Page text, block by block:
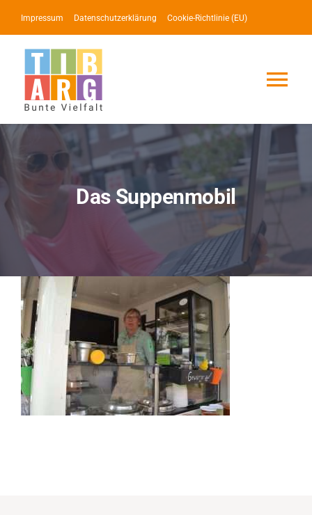
Inhalt
springen
Impressum Datenschutzerklärung Cookie-Richtlinie (EU)
Lotse
Service
Events
Impressionen
Über uns
SUCHE
Das Suppenmobil